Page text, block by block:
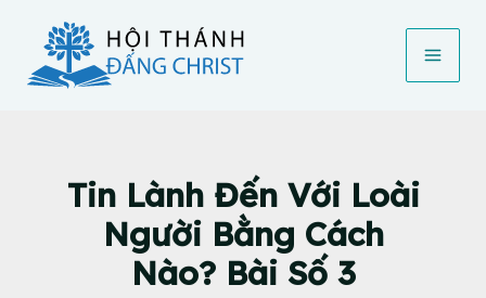
nội
Tin Lành Đến Với Loài
Người Bằng Cách
Nào? Bài Số 3